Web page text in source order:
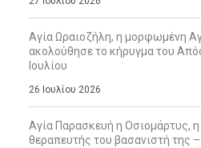
Αγία Ωραιοζήλη, η μορφωμένη
ακολούθησε το κήρυγμα του
Ιουλίου
26 Ιουλίου 2026
Αγία Παρασκευή η Οσιομάρτυς,
θεραπευτής του βασανιστή της –